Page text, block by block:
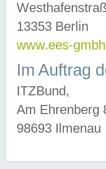
13353 Berlin
www.ees-
Im Auftrag
ITZBund,
Am Ehrenberg
98693 Ilmenau